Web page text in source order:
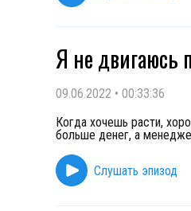
Я не двигаюсь
09.06.2022 • 00:33:36
Когда хочешь расти,
больше денег, а
Слушать эпизод